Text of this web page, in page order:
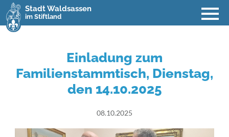
Stadt Waldsassen
im Stiftland
Einladung zum
Familienstammtisch, Dienstag,
den 14.10.2025
08.10.2025